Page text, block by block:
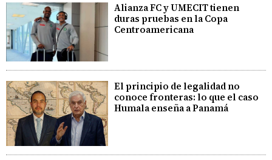
Alianza FC y UMECIT tienen
duras pruebas en la Copa
Centroamericana
El principio de legalidad no
conoce fronteras: lo que el caso
Humala enseña a Panamá